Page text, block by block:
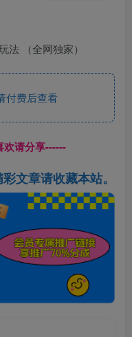
法 （全网独家）
付费后查看
欢请分享------
文章请收藏本站。